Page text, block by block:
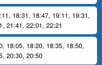
, 18:31, 18:47, 19:11, 19:31,
, 21:41, 22:01, 22:21
, 18:05, 18:20, 18:35, 18:50,
, 20:30, 20:50